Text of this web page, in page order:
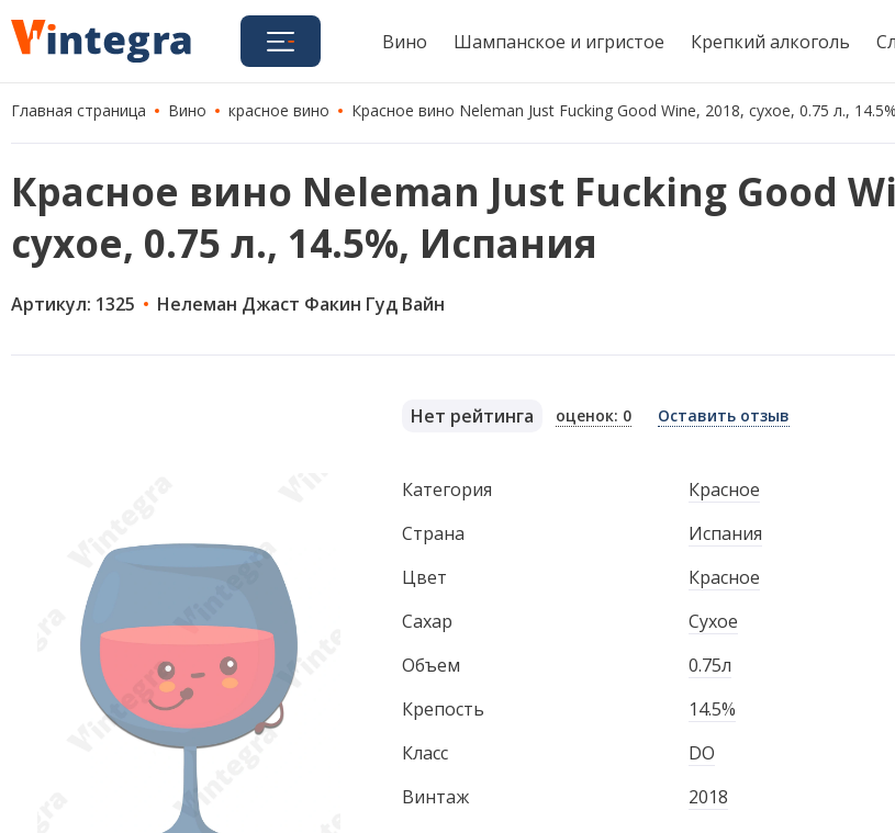
Вино Шампанское и игристое Крепкий алкоголь
Главная страница Вино красное вино Красное вино Neleman Just Fucking Good Wine, 2018, сухое, 0.75 л.,
Красное вино Neleman Just Fucking Good
сухое, 0.75 л., 14.5%, Испания
Артикул: 1325 Нелеман Джаст Факин Гуд Вайн
Нет рейтинга оценок: 0 Оставить отзыв
Категория
Красное
Страна
Испания
Цвет
Красное
Сахар
Сухое
Объем
0.75л
Крепость
14.5%
Класс
DO
Винтаж
2018